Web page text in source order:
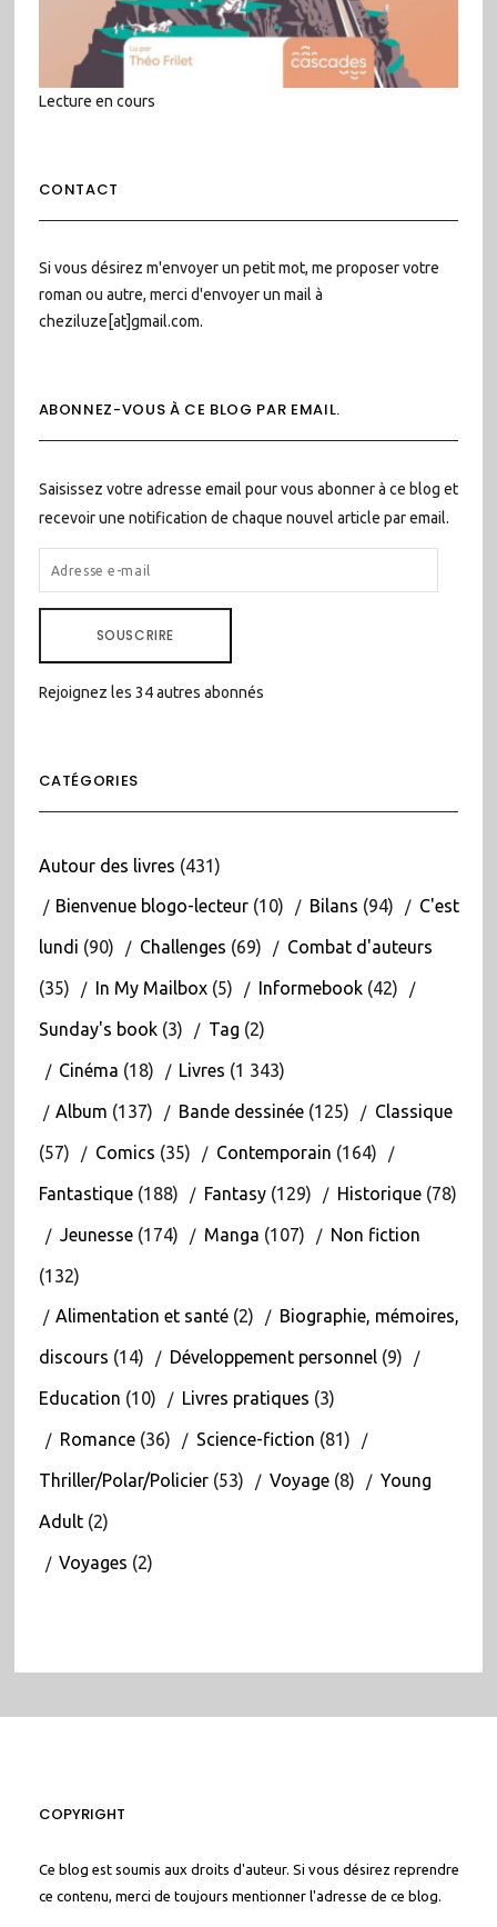
Lecture en cours
CONTACT
Si vous désirez m'envoyer un petit mot, me proposer votre
roman ou autre, merci d'envoyer un mail à
cheziluze[at]gmail.com.
ABONNEZ-VOUS À CE BLOG PAR EMAIL.
Saisissez votre adresse email pour vous abonner à ce blog et
recevoir une notification de chaque nouvel article par email.
ADRESSE
E-
SOUSCRIRE
Rejoignez les 34 autres abonnés
CATÉGORIES
Autour des livres (431)
Bienvenue blogo-lecteur(10) Bilans (94) C'est
lundi (90) Challenges (69) Combat d'auteurs
(35) In My Mailbox(5) Informebook(42)
Sunday's book(3) Tag (2)
Cinéma (18) Livres (1 343)
Album (137) Bande dessinée(125) Classique
(57) Comics (35) Contemporain (164)
Fantastique(188) Fantasy(129) Historique(78)
Jeunesse(174) Manga (107) Non fiction
(132)
Alimentation et santé(2) Biographie, mémoires,
discours (14) Développement personnel(9)
Education (10) Livres pratiques (3)
Romance(36) Science-fiction (81)
Thriller/Polar/Policier(53) Voyage(8) Young
Adult(2)
Voyages (2)
COPYRIGHT
Ce blog est soumis aux droits d'auteur. Si vous désirez reprendre
ce contenu, merci de toujours mentionner l'adresse de ce blog.